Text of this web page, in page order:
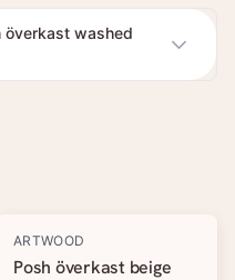
överkast washed
-20%
ARTWOOD
Posh överkast beige